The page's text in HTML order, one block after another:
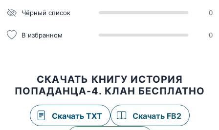
Чёрный список 0
В избранном 0
СКАЧАТЬ КНИГУ ИСТОРИЯ
ПОПАДАНЦА-4. КЛАН БЕСПЛАТНО
Скачать TXT Скачать FB2